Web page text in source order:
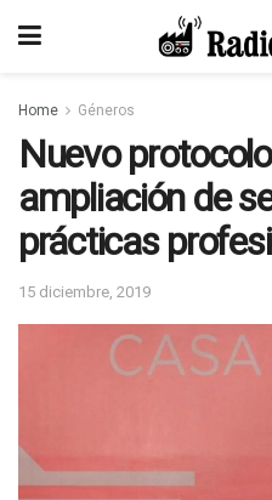
Home Géneros
Nuevo
ampliación de
prácticas
15 diciembre, 2019